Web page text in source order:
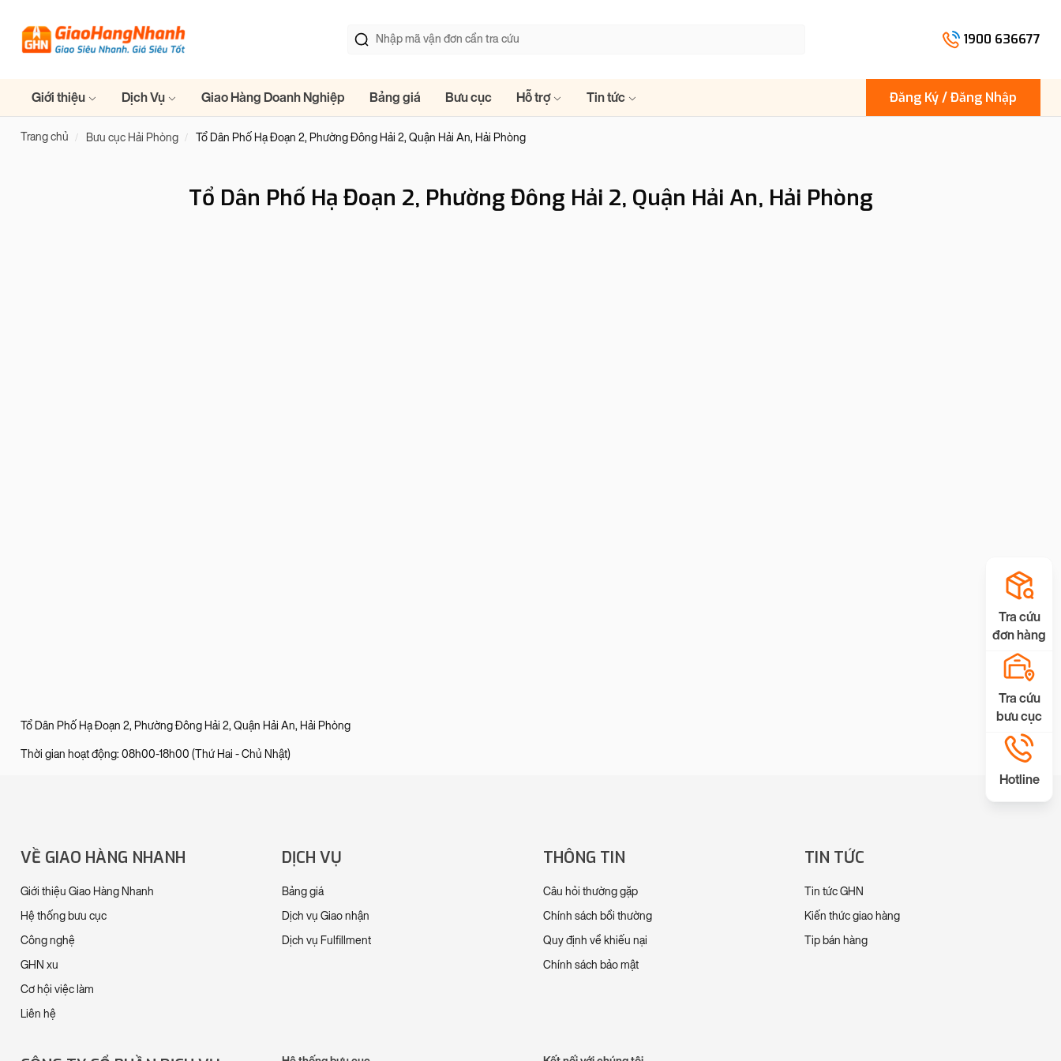
1900 636677
Giới thiệu Dịch Vụ Giao Hàng Doanh Nghiệp Bảng giá Bưu cục Hỗ trợ Tin tức Đăng Ký / Đăng Nhập
Trang chủ Bưu cục Hải Phòng Tổ Dân Phố Hạ Đoạn 2, Phường Đông Hải 2, Quận Hải An, Hải Phòng
Tổ Dân Phố Hạ Đoạn 2, Phường Đông Hải 2, Quận Hải An, Hải Phòng
Tổ Dân Phố Hạ Đoạn 2, Phường Đông Hải 2, Quận Hải An, Hải Phòng
Thời gian hoạt động: 08h00-18h00 (Thứ Hai - Chủ Nhật)
VỀ GIAO HÀNG NHANH
Giới thiệu Giao Hàng Nhanh
Hệ thống bưu cục
Công nghệ
GHN xu
Cơ hội việc làm
Liên hệ
DỊCH VỤ
Bảng giá
Dịch vụ Giao nhận
Dịch vụ Fulfillment
THÔNG TIN
Câu hỏi thường gặp
Chính sách bồi thường
Quy định về khiếu nại
Chính sách bảo mật
TIN TỨC
Tin tức GHN
Kiến thức giao hàng
Tip bán hàng
Tra cứu
đơn hàng
Tra cứu
bưu cục
Hotline